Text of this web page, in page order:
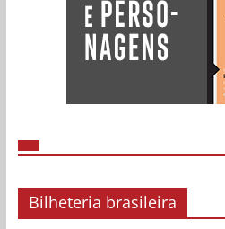
Bilheteria brasileira